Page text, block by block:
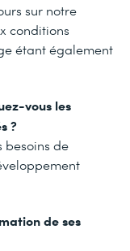
sur notre
conditions
étant également
vous les
?
besoins de
de ses